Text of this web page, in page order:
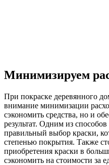
Минимизируем
При покраске деревянного
внимание минимизации
сэкономить средства, но и
результат. Одним из
правильный выбор краски,
степенью покрытия. Также
приобретения краски в
сэкономить на стоимости за